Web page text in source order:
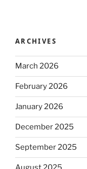
ARCHIVES
March 2026
February 2026
January 2026
December 2025
September 2025